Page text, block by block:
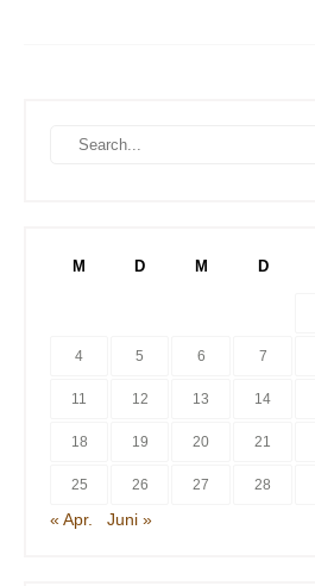
M D M D
4 5 6 7
11 12 13 14
18 19 20 21
25 26 27 28
« Apr. Juni »